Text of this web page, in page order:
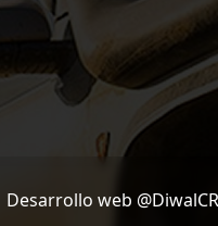
web @DiwalCR